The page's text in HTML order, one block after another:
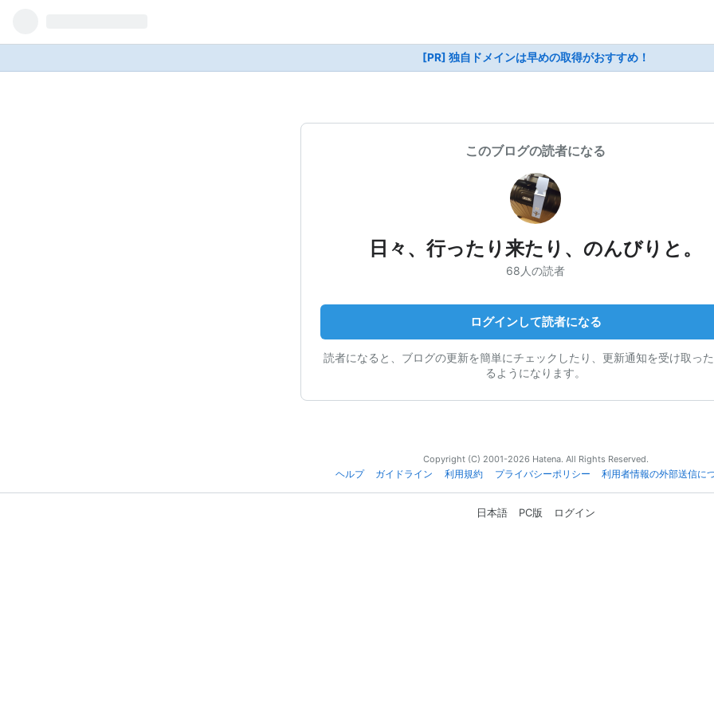
[PR] 独自ドメインは早めの取得がおすすめ！
このブログの読者になる
日々、行ったり来たり、のんびりと。
68人の読者
ログインして読者になる
読者になると、ブログの更新を簡単にチェックしたり、更新通知を受け取っ
るようになります。
Copyright (C) 2001-2026 Hatena. All Rights Reserved.
ヘルプ
ガイドライン 利用規約 プライバシーポリシー 利用者情報の外部送信に
日本語 PC版 ログイン